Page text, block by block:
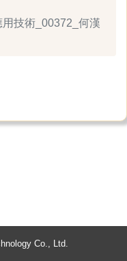
技術_00372_何漢
Co., Ltd.